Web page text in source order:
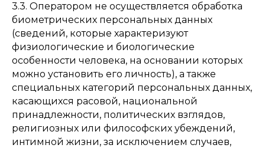
3.3. Оператором не осуществляется обработка
биометрических персональных данных
(сведений, которые характеризуют
физиологические и биологические
особенности человека, на основании которых
можно установить его личность), а также
специальных категорий персональных данных,
касающихся расовой, национальной
принадлежности, политических взглядов,
религиозных или философских убеждений,
интимной жизни, за исключением случаев,